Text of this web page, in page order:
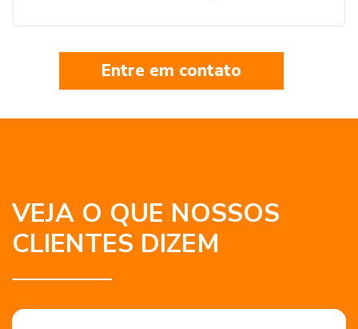
Entre em contato
VEJA O QUE NOSSOS
CLIENTES DIZEM